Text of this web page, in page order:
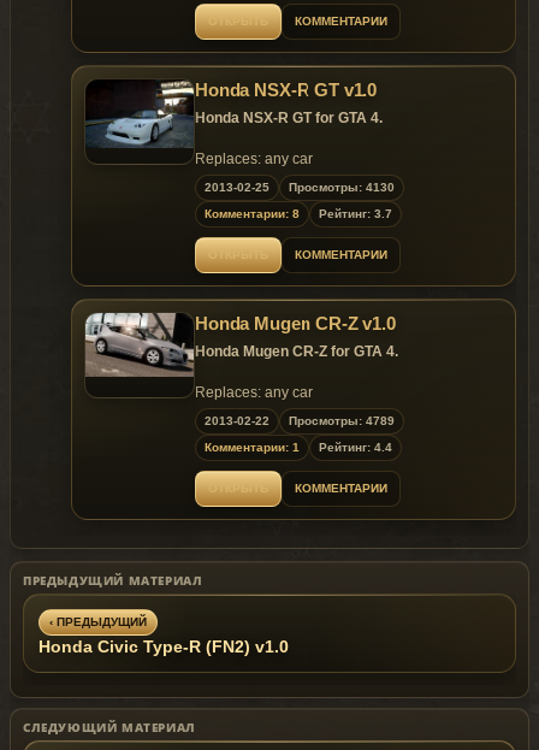
ОТКРЫТЬ КОММЕНТАРИИ
Honda NSX-R GT v1.0
Honda NSX-R GT for GTA 4.
Replaces: any car
2013-02-25
Просмотры: 4130
Комментарии: 8
Рейтинг: 3.7
ОТКРЫТЬ КОММЕНТАРИИ
Honda Mugen CR-Z v1.0
Honda Mugen CR-Z for GTA 4.
Replaces: any car
2013-02-22
Просмотры: 4789
Комментарии: 1
Рейтинг: 4.4
ОТКРЫТЬ КОММЕНТАРИИ
ПРЕДЫДУЩИЙ МАТЕРИАЛ
‹ ПРЕДЫДУЩИЙ
Honda Civic Type-R (FN2) v1.0
СЛЕДУЮЩИЙ МАТЕРИАЛ